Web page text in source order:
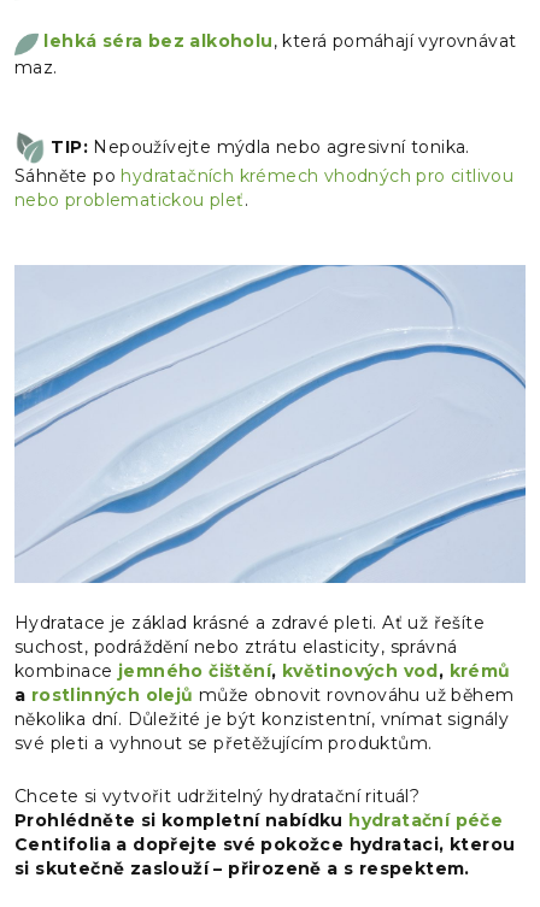
lehká séra bez alkoholu, která pomáhají vyrovnávat
maz.
TIP: Nepoužívejte mýdla nebo agresivní tonika.
Sáhněte po hydratačních krémech vhodných pro citlivou
nebo problematickou pleť.
Hydratace je základ krásné a zdravé pleti. Ať už řešíte
suchost, podráždění nebo ztrátu elasticity, správná
kombinace jemného čištění, květinových vod , krémů
a rostlinných olejů může obnovit rovnováhu už během
několika dní. Důležité je být konzistentní, vnímat signály
své pleti a vyhnout se přetěžujícím produktům.
Chcete si vytvořit udržitelný hydratační rituál?
Prohlédněte si kompletní nabídku hydratační péče
Centifolia a dopřejte své pokožce hydrataci, kterou
si skutečně zaslouží – přirozeně a s respektem.